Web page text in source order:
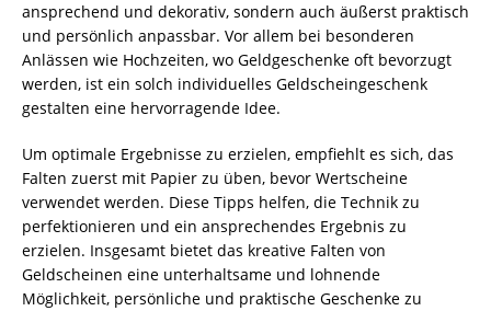
ansprechend und dekorativ, sondern auch äußerst praktisch
und persönlich anpassbar. Vor allem bei besonderen
Anlässen wie Hochzeiten, wo Geldgeschenke oft bevorzugt
werden, ist ein solch individuelles Geldscheingeschenk
gestalten eine hervorragende Idee.
Um optimale Ergebnisse zu erzielen, empfiehlt es sich, das
Falten zuerst mit Papier zu üben, bevor Wertscheine
verwendet werden. Diese Tipps helfen, die Technik zu
perfektionieren und ein ansprechendes Ergebnis zu
erzielen. Insgesamt bietet das kreative Falten von
Geldscheinen eine unterhaltsame und lohnende
Möglichkeit, persönliche und praktische Geschenke zu